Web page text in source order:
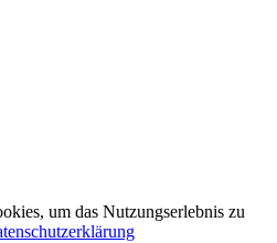
um das Nutzungserlebnis zu